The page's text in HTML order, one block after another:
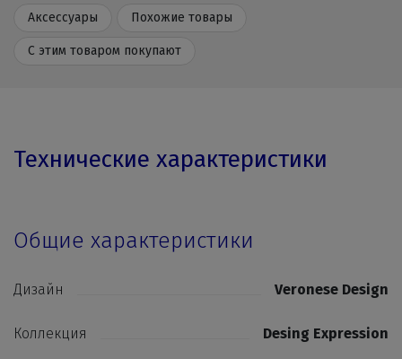
Аксессуары Похожие товары
С этим товаром покупают
Технические характеристики
Общие характеристики
Дизайн Veronese Design
Коллекция Desing Expression